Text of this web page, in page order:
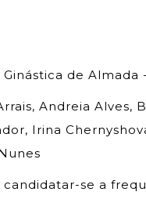
de Almada
Andreia Alves,
Irina
candidatar-se a